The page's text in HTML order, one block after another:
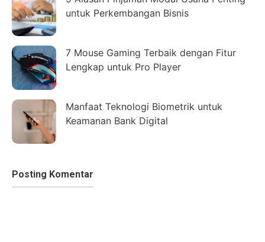
untuk Perkembangan Bisnis
7 Mouse Gaming Terbaik dengan Fitur
Lengkap untuk Pro Player
Manfaat Teknologi Biometrik untuk
Keamanan Bank Digital
Posting Komentar